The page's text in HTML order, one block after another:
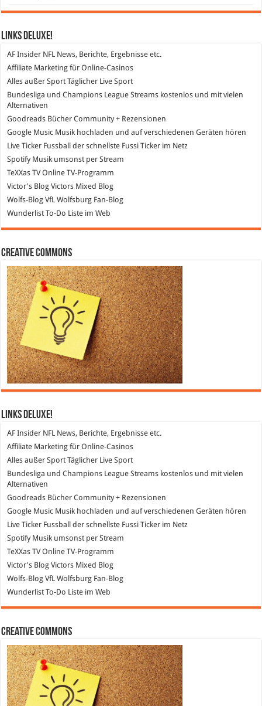
Links DeLuXe!
AF Insider NFL News, Berichte, Ergebnisse etc.
Affiliate Marketing für Online-Casinos
Alles außer SportTäglicher Live Sport
Bundesliga und Champions League Streams kostenlos und mit vielen
Alternativen
Goodreads Bücher Community + Rezensionen
Google Music Musik hochladen und auf verschiedenen Geräten hören
Live Ticker Fussball
der schnellste Fussi Ticker im Netz
SpotifyMusik umsonst per Stream
TeXXas TVOnline TV-Programm
Victor's Blog Victors Mixed Blog
Wolfs-Blog VfL Wolfsburg Fan-Blog
WunderlistTo-Do Liste im Web
Creative Commons
Links DeLuXe!
AF Insider NFL News, Berichte, Ergebnisse etc.
Affiliate Marketing für Online-Casinos
Alles außer Sport Täglicher Live Sport
Bundesliga und Champions League Streams kostenlos und mit vielen
Alternativen
Goodreads Bücher Community + Rezensionen
Google Music Musik hochladen und auf verschiedenen Geräten hören
Live Ticker Fussball der schnellste Fussi Ticker im Netz
SpotifyMusik umsonst per Stream
TeXXas TVOnline TV-Programm
Victor's Blog Victors Mixed Blog
Wolfs-Blog VfL Wolfsburg Fan-Blog
Wunderlist To-Do Liste im Web
Creative Commons